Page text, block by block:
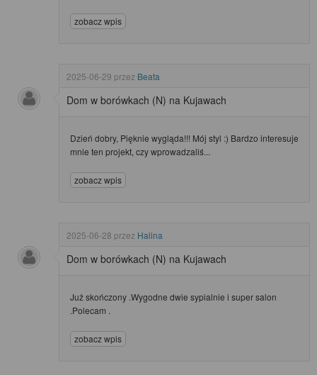
zobacz wpis
2025-06-29 przez Beata
Dom w borówkach (N) na Kujawach
Dzień dobry, Pięknie wygląda!!! Mój styl :) Bardzo interesuje
mnie ten projekt, czy wprowadzaliś...
zobacz wpis
2025-06-28 przez Halina
Dom w borówkach (N) na Kujawach
Już skończony .Wygodne dwie sypialnie i super salon
.Polecam .
zobacz wpis